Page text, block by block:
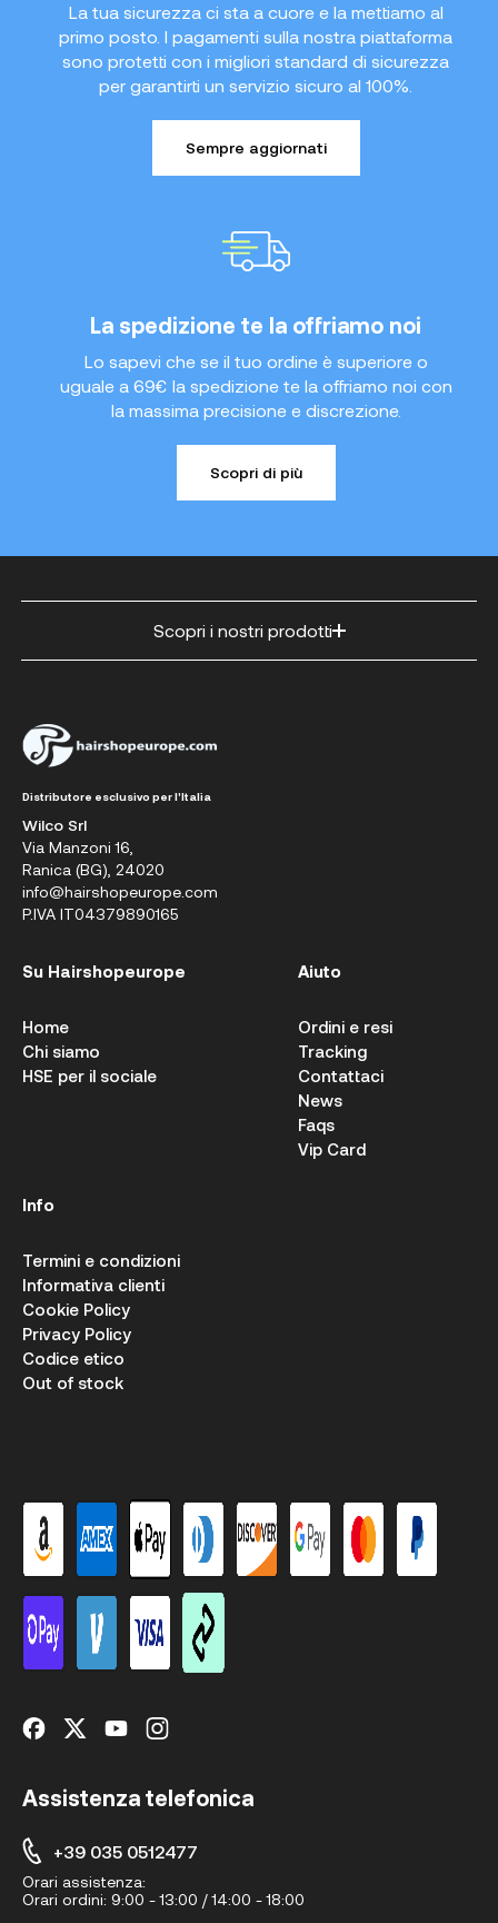
La tua sicurezza ci sta a cuore e la mettiamo al
primo posto. I pagamenti sulla nostra piattaforma
sono protetti con i migliori standard di sicurezza
per garantirti un servizio sicuro al 100%.
Sempre aggiornati
La spedizione te la offriamo noi
Lo sapevi che se il tuo ordine è superiore o
uguale a 69€ la spedizione te la offriamo noi con
la massima precisione e discrezione.
Scopri di più
Scopri i nostri prodotti
Distributore esclusivo per l'Italia
Wilco Srl
Via Manzoni 16,
Ranica (BG), 24020
info@hairshopeurope.com
P.IVA IT04379890165
Su Hairshopeurope
Home
Chi siamo
HSE per il sociale
Aiuto
Ordini e resi
Tracking
Contattaci
News
Faqs
Vip Card
Info
Termini e condizioni
Informativa clienti
Cookie Policy
Privacy Policy
Codice etico
Out of stock
Assistenza telefonica
+39 035 0512477
Orari assistenza:
Orari ordini: 9:00 - 13:00 / 14:00 - 18:00